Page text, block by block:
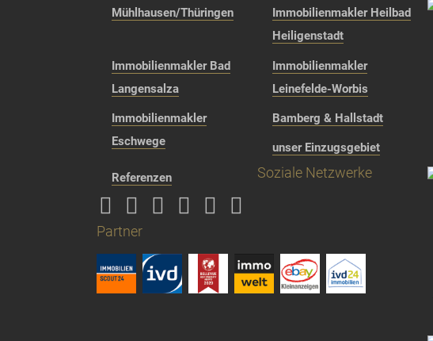
Mühlhausen/Thüringen
Immobilienmakler Heilbad
Heiligenstadt
Immobilienmakler Bad
Langensalza
Immobilienmakler
Leinefelde-Worbis
Immobilienmakler
Eschwege
Bamberg & Hallstadt
unser Einzugsgebiet
Referenzen Soziale Netzwerke
Partner